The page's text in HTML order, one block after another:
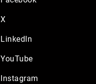
X
LinkedIn
YouTube
Instagram